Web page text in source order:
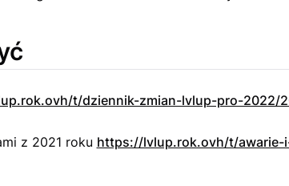
t/dziennik-zmian-lvlup-pro-2022/
z 2021 roku https://lvlup.rok.ovh/t/awarie-